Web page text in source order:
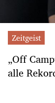
Zeitgeist
„Off
alle